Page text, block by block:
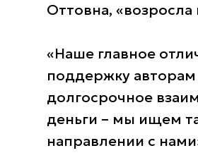
Оттовна,
«Наше главное
поддержку
долгосрочное
деньги – мы ищем
направлении с